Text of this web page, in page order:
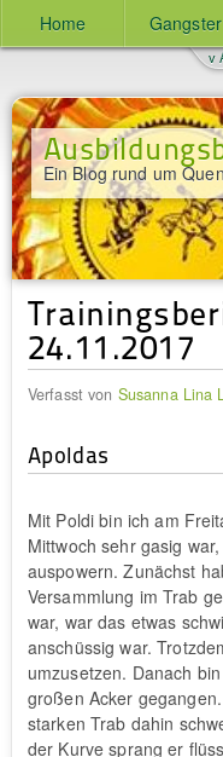
Home Gangster
Ein Blog rund um
v
24.11.2017
Verfasst von Susanna Lina
Apoldas
Mit Poldi bin ich am
Mittwoch sehr gasig
auspowern. Zunächst
Versammlung im Trab
war, war das etwas
anschüssig war.
umzusetzen. Danach
großen Acker
starken Trab dahin
der Kurve sprang er